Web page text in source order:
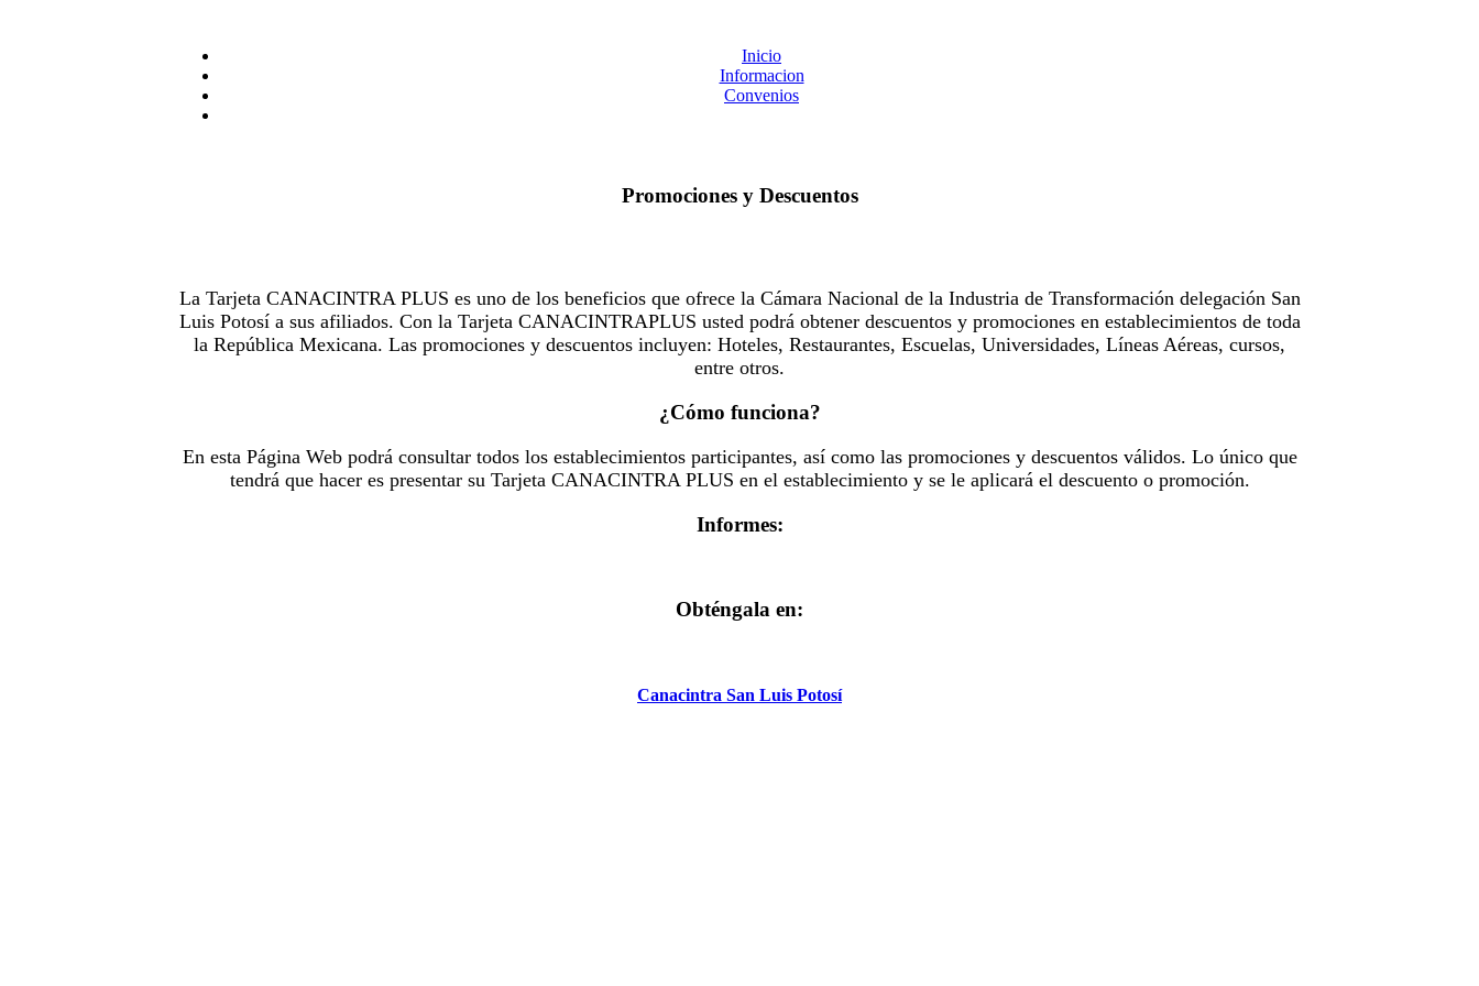
Inicio
Informacion
Convenios
Promociones y Descuentos
La Tarjeta CANACINTRA PLUS es uno de los beneficios que ofrece la Cámara Nacional de la Industria de Transformación delegación San
Luis Potosí a sus afiliados. Con la Tarjeta CANACINTRAPLUS usted podrá obtener descuentos y promociones en establecimientos de toda
la República Mexicana. Las promociones y descuentos incluyen: Hoteles, Restaurantes, Escuelas, Universidades, Líneas Aéreas, cursos,
entre otros.
¿Cómo funciona?
En esta Página Web podrá consultar todos los establecimientos participantes, así como las promociones y descuentos válidos. Lo único que
tendrá que hacer es presentar su Tarjeta CANACINTRA PLUS en el establecimiento y se le aplicará el descuento o promoción.
Informes:
Obténgala en:
Canacintra San Luis Potosí